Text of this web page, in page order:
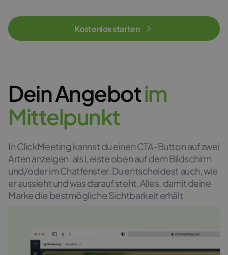
Kostenlos starten
Dein Angebotim
Mittelpunkt
In ClickMeeting kannst du einen CTA-Button auf zwei
Arten anzeigen: als Leiste oben auf dem Bildschirm
und/oder im Chatfenster. Du entscheidest auch, wie
er aussieht und was darauf steht. Alles, damit deine
Marke die bestmögliche Sichtbarkeit erhält.